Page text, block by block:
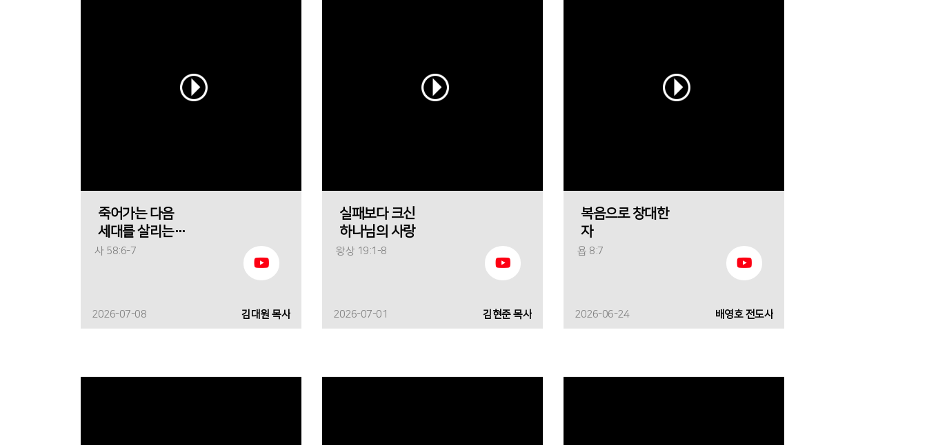
죽어가는 다음
세대를 살리는
하나님의 열심
사 58:6-7
2026-07-08 김대원 목사
실패보다 크신
하나님의 사랑
왕상 19:1-8
2026-07-01 김현준 목사
복음으로 창대한
자
욥 8:7
2026-06-24 배영호 전도사